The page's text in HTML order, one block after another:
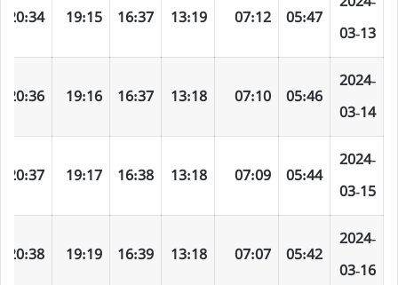
03-13
05:47
07:12
13:19
16:37
19:15
20:34
2024-
03-14
05:46
07:10
13:18
16:37
19:16
20:36
2024-
03-15
05:44
07:09
13:18
16:38
19:17
20:37
2024-
03-16
05:42
07:07
13:18
16:39
19:19
20:38